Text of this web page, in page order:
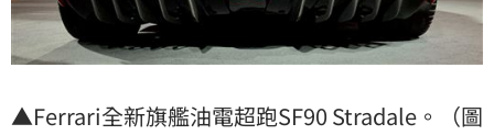
▲Ferrari全新旗艦油電超跑SF90 Stradale。（圖